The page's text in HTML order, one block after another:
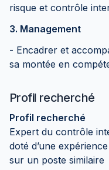
risque et contrôle
3. Management
- Encadrer et
sa montée en
Profil recherché
Profil recherché
Expert du contrôle
doté d’une
sur un poste similaire